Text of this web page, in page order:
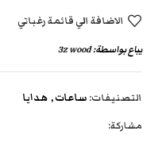
الاضافة الي قائمة رغباتي
يباع بواسطة:3z wood
التصنيفات: ساعات, هدايا
مشاركة: